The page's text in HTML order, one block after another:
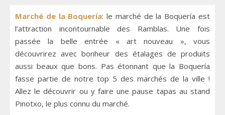
Marché de la Boquería: le marché de la Boquería est
l’attraction incontournable des Ramblas. Une fois
passée la belle entrée « art nouveau », vous
découvrirez avec bonheur des étalages de produits
aussi beaux que bons. Pas étonnant que la Boquería
fasse partie de notre top 5 des marchés de la ville !
Allez le découvrir ou y faire une pause tapas au stand
Pinotxo, le plus connu du marché.